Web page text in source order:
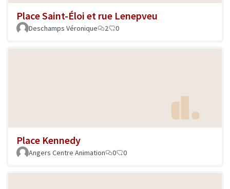
Place Saint-Éloi et rue Lenepveu
Deschamps Véronique 2 0
Place Kennedy
Angers Centre Animation 0 0